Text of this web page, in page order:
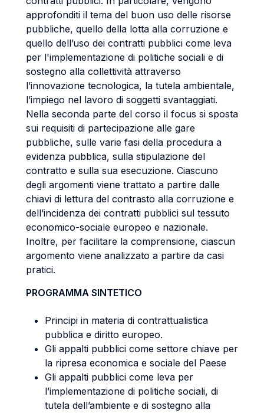
approfonditi il tema del buon uso delle risorse
pubbliche, quello della lotta alla corruzione e
quello dell’uso dei contratti pubblici come leva
per l'implementazione di politiche sociali e di
sostegno alla collettività attraverso
l’innovazione tecnologica, la tutela ambientale,
l’impiego nel lavoro di soggetti svantaggiati.
Nella seconda parte del corso il focus si sposta
sui requisiti di partecipazione alle gare
pubbliche, sulle varie fasi della procedura a
evidenza pubblica, sulla stipulazione del
contratto e sulla sua esecuzione. Ciascuno
degli argomenti viene trattato a partire dalle
chiavi di lettura del contrasto alla corruzione e
dell’incidenza dei contratti pubblici sul tessuto
economico­-sociale europeo e nazionale.
Inoltre, per facilitare la comprensione, ciascun
argomento viene analizzato a partire da casi
pratici.
PROGRAMMA SINTETICO
Principi in materia di contrattualistica
pubblica e diritto europeo.
Gli appalti pubblici come settore chiave per
la ripresa economica e sociale del Paese
Gli appalti pubblici come leva per
l’implementazione di politiche sociali, di
tutela dell’ambiente e di sostegno alla